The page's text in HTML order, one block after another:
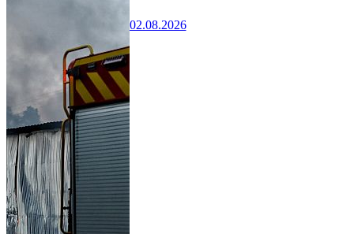
02.08.2026